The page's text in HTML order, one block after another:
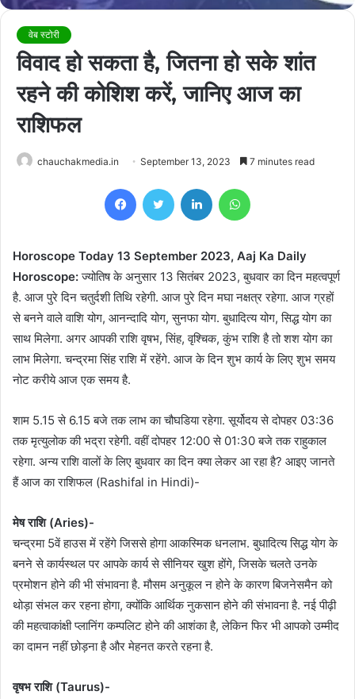
वेब स्टोरी
विवाद हो सकता है, जितना हो सके शांत
रहने की कोशिश करें, जानिए आज का
राशिफल
chauchakmedia.in September 13, 2023 7 minutes read
FacebookTwitter LinkedIn
Horoscope Today 13 September 2023, Aaj Ka Daily
Horoscope:ज्योतिष के अनुसार 13 सितंबर 2023, बुधवार का दिन महत्वपूर्ण
है. आज पुरे दिन चतुर्दशी तिथि रहेगी. आज पुरे दिन मघा नक्षत्र रहेगा. आज ग्रहों
से बनने वाले वाशि योग, आनन्दादि योग, सुनफा योग. बुधादित्य योग, सिद्ध योग का
साथ मिलेगा. अगर आपकी राशि वृषभ, सिंह, वृश्चिक, कुंभ राशि है तो शश योग का
लाभ मिलेगा. चन्द्रमा सिंह राशि में रहेंगे. आज के दिन शुभ कार्य के लिए शुभ समय
नोट करीये आज एक समय है.
शाम 5.15 से 6.15 बजे तक लाभ का चौघडिया रहेगा. सूर्योदय से दोपहर 03:36
तक मृत्युलोक की भद्रा रहेगी. वहीं दोपहर 12:00 से 01:30 बजे तक राहुकाल
रहेगा. अन्य राशि वालों के लिए बुधवार का दिन क्या लेकर आ रहा है? आइए जानते
हैं आज का राशिफल (Rashifal in Hindi)-
मेष राशि (Aries)-
चन्द्रमा 5वें हाउस में रहेंगे जिससे होगा आकस्मिक धनलाभ. बुधादित्य सिद्ध योग के
बनने से कार्यस्थल पर आपके कार्य से सीनियर खुश होंगे, जिसके चलते उनके
प्रमोशन होने की भी संभावना है. मौसम अनुकूल न होने के कारण बिजनेसमैन को
थोड़ा संभल कर रहना होगा, क्योंकि आर्थिक नुकसान होने की संभावना है. नई पीढ़ी
की महत्वाकांक्षी प्लानिंग कम्पलिट होने की आशंका है, लेकिन फिर भी आपको उम्मीद
का दामन नहीं छोड़ना है और मेहनत करते रहना है.
वृषभ राशि (Taurus)-